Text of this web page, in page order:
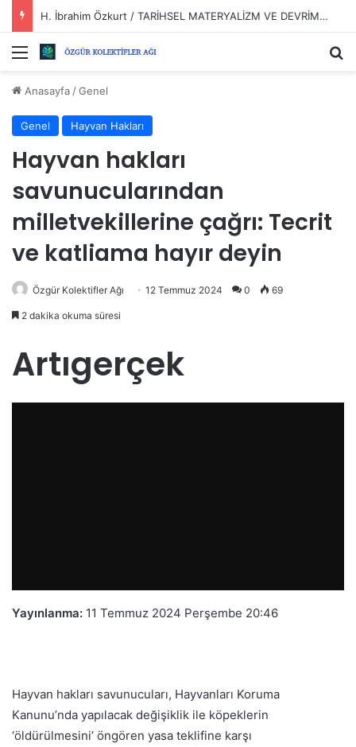
H. İbrahim Özkurt / TARİHSEL MATERYALİZM VE DEVRİMLER?
Menü
Anasayfa /Genel
Genel Hayvan Hakları
Hayvan hakları
savunucularından
milletvekillerine çağrı: Tecrit
ve katliama hayır deyin
Özgür Kolektifler Ağı 12 Temmuz 2024 0 69
2 dakika okuma süresi
Artıgerçek
Yayınlanma: 11 Temmuz 2024 Perşembe 20:46
Hayvan hakları savunucuları, Hayvanları Koruma
Kanunu’nda yapılacak değişiklik ile köpeklerin
‘öldürülmesini’ öngören yasa teklifine karşı